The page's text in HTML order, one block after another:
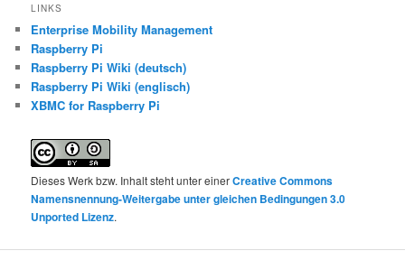
LINKS
Enterprise Mobility Management
Raspberry Pi
Raspberry Pi Wiki (deutsch)
Raspberry Pi Wiki (englisch)
XBMC for Raspberry Pi
Dieses Werk bzw. Inhalt steht unter einerCreative Commons
Namensnennung-Weitergabe unter gleichen Bedingungen 3.0
Unported Lizenz.